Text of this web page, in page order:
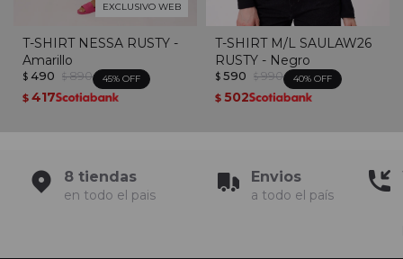
EXCLUSIVO WEB
T-SHIRT NESSA RUSTY -
Amarillo
$ 490 $ 890 45
$ 417
T-SHIRT M/L SAULAW26
RUSTY - Negro
$ 590 $ 990 40
$ 502
8 tiendas
en todo el pais
Envios
a todo el país